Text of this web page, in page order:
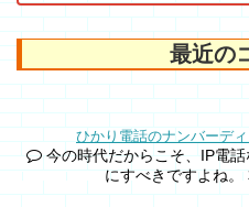
最近の
ひかり電話のナンバーデ
今の時代だからこそ、IP電
にすべきですよね